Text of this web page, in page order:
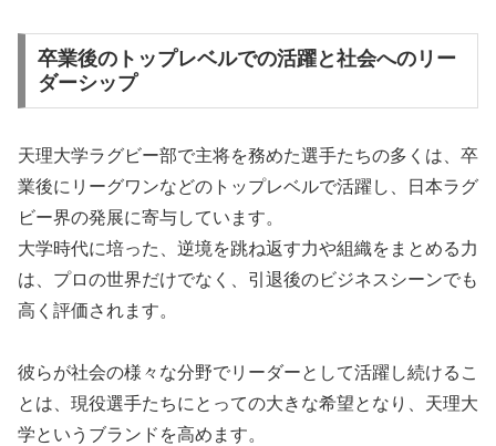
卒業後のトップレベルでの活躍と社会へのリー
ダーシップ
天理大学ラグビー部で主将を務めた選手たちの多くは、卒
業後にリーグワンなどのトップレベルで活躍し、日本ラグ
ビー界の発展に寄与しています。
大学時代に培った、逆境を跳ね返す力や組織をまとめる力
は、プロの世界だけでなく、引退後のビジネスシーンでも
高く評価されます。
彼らが社会の様々な分野でリーダーとして活躍し続けるこ
とは、現役選手たちにとっての大きな希望となり、天理大
学というブランドを高めます。